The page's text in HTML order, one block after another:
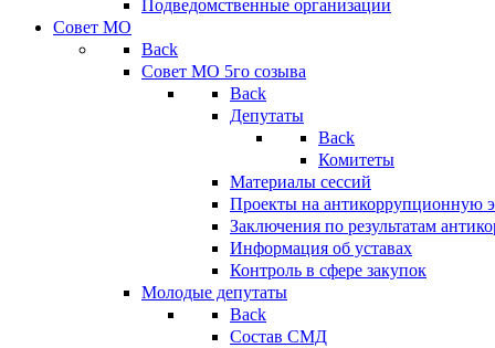
Подведомственные организации
Совет МО
Back
Совет МО 5го созыва
Back
Депутаты
Back
Комитеты
Материалы сессий
Проекты на антикоррупционную
Заключения по результатам
Информация об уставах
Контроль в сфере закупок
Молодые депутаты
Back
Состав СМД